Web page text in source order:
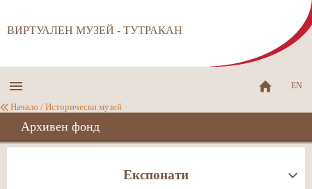
ВИРТУАЛЕН МУЗЕЙ - ТУТРАКАН
EN
Начало / Исторически музей
Архивен фонд
Експонати